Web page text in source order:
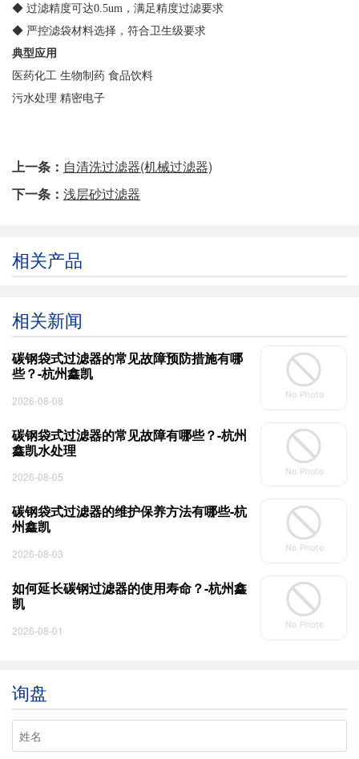
◆ 过滤精度可达0.5um，满足精度过滤要求
◆ 严控滤袋材料选择，符合卫生级要求
典型应用
医药化工 生物制药 食品饮料
污水处理 精密电子
上一条： 自清洗过滤器(机械过滤器)
下一条： 浅层砂过滤器
相关产品
相关新闻
碳钢袋式过滤器的常见故障预防措施有哪
些？-杭州鑫凯
2026-08-08
碳钢袋式过滤器的常见故障有哪些？-杭州
鑫凯水处理
2026-08-05
碳钢袋式过滤器的维护保养方法有哪些-杭
州鑫凯
2026-08-03
如何延长碳钢过滤器的使用寿命？-杭州鑫
凯
2026-08-01
询盘